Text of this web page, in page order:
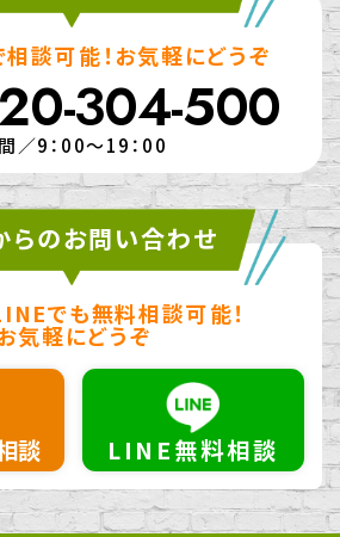
談可能！お気軽にどうぞ
304-500
／9：00～19：00
らのお問い合わせ
でも無料相談可能！
気軽にどうぞ
談 LINE無料相談